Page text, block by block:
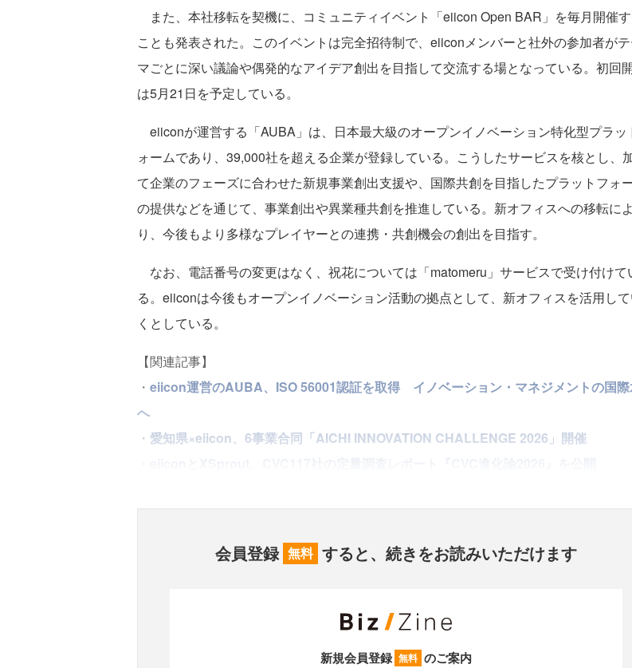
また、本社移転を契機に、コミュニティイベント「eiicon Open BAR」を毎月開催
ことも発表された。このイベントは完全招待制で、eiiconメンバーと社外の参加者が
マごとに深い議論や偶発的なアイデア創出を目指して交流する場となっている。初回
は5月21日を予定している。
eiiconが運営する「AUBA」は、日本最大級のオープンイノベーション特化型プラッ
ォームであり、39,000社を超える企業が登録している。こうしたサービスを核とし、
て企業のフェーズに合わせた新規事業創出支援や、国際共創を目指したプラットフォ
の提供などを通じて、事業創出や異業種共創を推進している。新オフィスへの移転によ
り、今後もより多様なプレイヤーとの連携・共創機会の創出を目指す。
なお、電話番号の変更はなく、祝花については「matomeru」サービスで受け付けて
る。eiiconは今後もオープンイノベーション活動の拠点として、新オフィスを活用し
くとしている。
【関連記事】
・ eiicon運営のAUBA、ISO 56001認証を取得 イノベーション・マネジメントの国
へ
・ 愛知県×eiicon、6事業合同「AICHI INNOVATION CHALLENGE 2026」開催
会員登録 無料 すると、続きをお読みいただけます
新規会員登録 無料 のご案内